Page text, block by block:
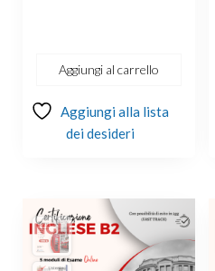
Aggiungi al carrello
Aggiungi alla lista
dei desideri